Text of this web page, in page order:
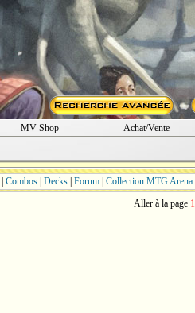
MV Shop Achat/Vente
Combos Decks Forum Collection MTG Arena
Aller à la page 1